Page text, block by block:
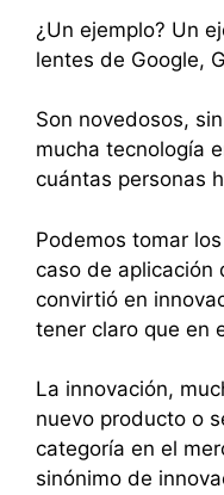
¿Un ejemplo? Un
lentes de Google,
Son novedosos,
mucha tecnología
cuántas personas
Podemos tomar
caso de aplicación
convirtió en
tener claro que en
La innovación,
nuevo producto o
categoría en el
sinónimo de